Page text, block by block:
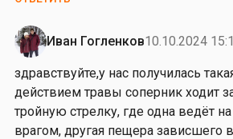
е
н
к
о
Иван Гогленков10.10.2024
здравствуйте,у нас получилась
действием травы соперник ходит
тройную стрелку, где одна ведёт
врагом, другая пещера зависшего